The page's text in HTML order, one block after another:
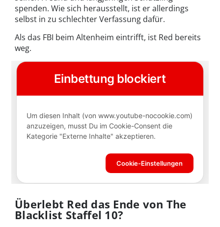
spenden. Wie sich herausstellt, ist er allerdings
selbst in zu schlechter Verfassung dafür.
Als das FBI beim Altenheim eintrifft, ist Red bereits
weg.
Überlebt Red das Ende von The
Blacklist Staffel 10?